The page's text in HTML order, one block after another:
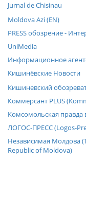
Jurnal de Chisinau
Moldova Azi (EN)
PRESS обозрение -
UniMedia
Информационное
Кишинёвские Новости
Кишиневский
Коммерсант PLUS
Комсомольская правда
ЛОГОС-ПРЕСС (Logos-
Независимая Молдова
Republic of Moldova)